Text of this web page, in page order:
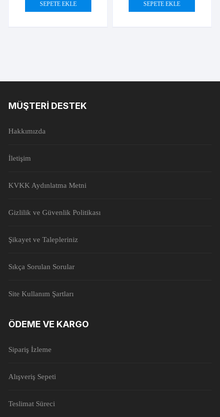
SEPETE EKLE SEPETE EKLE
MÜŞTERI DESTEK
Hakkımızda
İletişim
KVKK Aydınlatma Metni
Gizlilik ve Güvenlik Politikası
Şikayet ve Talepleriniz
Sıkça Sorulan Sorular
Site Kullanım Şartları
ÖDEME VE KARGO
Sipariş İzleme
Alışveriş Sepeti
Teslimat Süreci